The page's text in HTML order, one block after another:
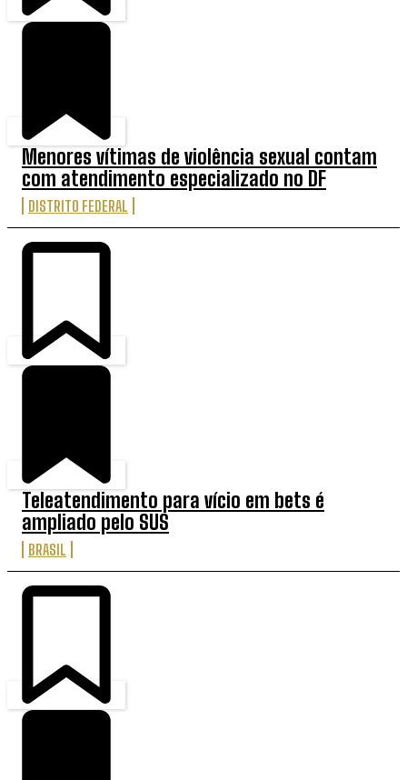
Menores vítimas de violência sexual contam
com atendimento especializado no DF
DISTRITO FEDERAL
Teleatendimento para vício em bets é
ampliado pelo SUS
BRASIL